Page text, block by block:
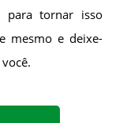
para tornar isso
mesmo e deixe-